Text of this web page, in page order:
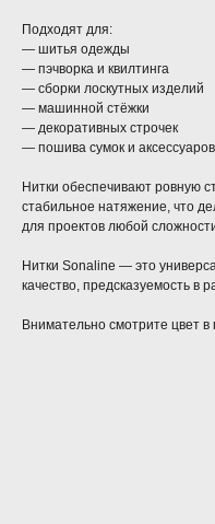
Подходят для:
— шитья одежды
— пэчворка и квилтинга
— сборки лоскутных изделий
— машинной стёжки
— декоративных строчек
— пошива сумок и аксессуаров
Нитки обеспечивают ровную
стабильное натяжение, что
для проектов любой
Нитки Sonaline — это
качество, предсказуемость в
Внимательно смотрите цвет